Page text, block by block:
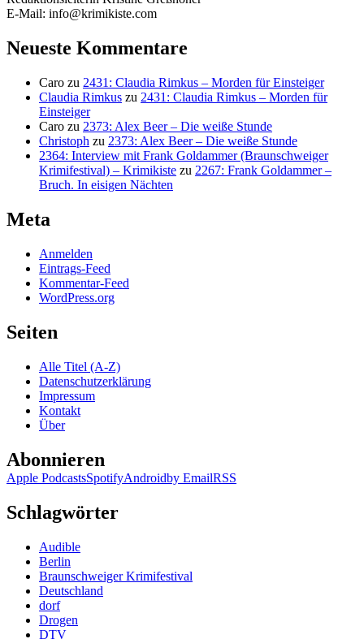
E-Mail: info@krimikiste.com
Neueste Kommentare
Caro zu 2431: Claudia Rimkus – Morden für Einsteiger
Claudia Rimkus zu 2431: Claudia Rimkus – Morden für
Einsteiger
Caro zu 2373: Alex Beer – Die weiße Stunde
Christoph zu 2373: Alex Beer – Die weiße Stunde
2364: Interview mit Frank Goldammer (Braunschweiger
Krimifestival) – Krimikiste zu 2267: Frank Goldammer –
Bruch. In eisigen Nächten
Meta
Anmelden
Eintrags-Feed
Kommentar-Feed
WordPress.org
Seiten
Alle Titel (A-Z)
Datenschutzerklärung
Impressum
Kontakt
Über
Abonnieren
Apple PodcastsSpotifyAndroidby EmailRSS
Schlagwörter
Audible
Berlin
Braunschweiger Krimifestival
Deutschland
dorf
Drogen
DTV